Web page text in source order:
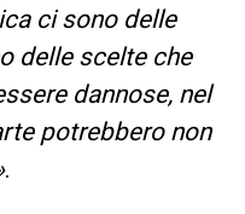
ci sono delle
delle scelte che
dannose, nel
potrebbero non
.